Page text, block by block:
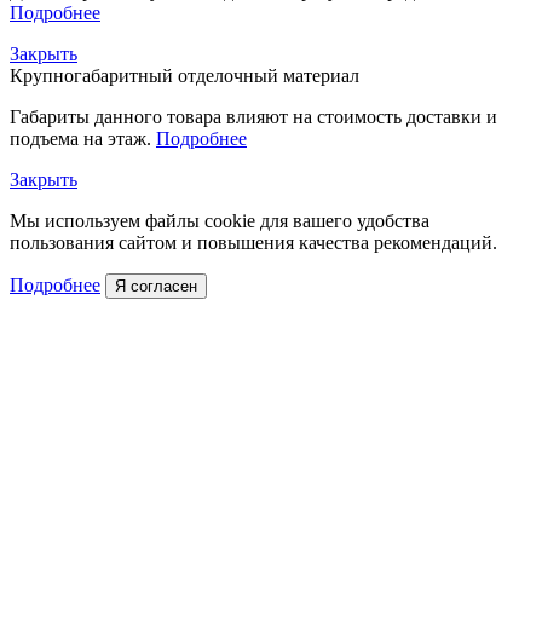
Подробнее
Закрыть
Крупногабаритный отделочный материал
Габариты данного товара влияют на стоимость доставки и
подъема на этаж. Подробнее
Закрыть
Мы используем файлы cookie для вашего удобства
пользования сайтом и повышения качества рекомендаций.
Подробнее Я согласен